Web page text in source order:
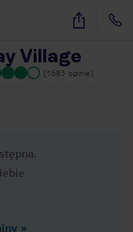
9
Village
(1683 opinie)
»